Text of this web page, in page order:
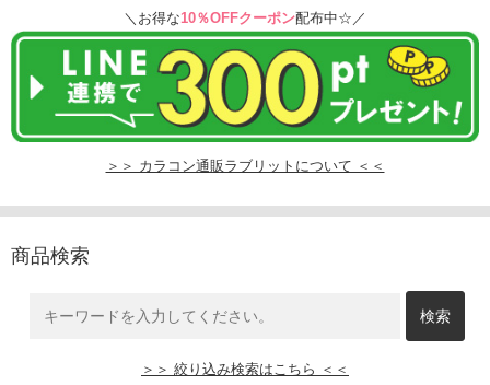
＼お得な10％OFFクーポン配布中☆／
＞＞ カラコン通販ラブリットについて ＜＜
商品検索
＞＞ 絞り込み検索はこちら ＜＜